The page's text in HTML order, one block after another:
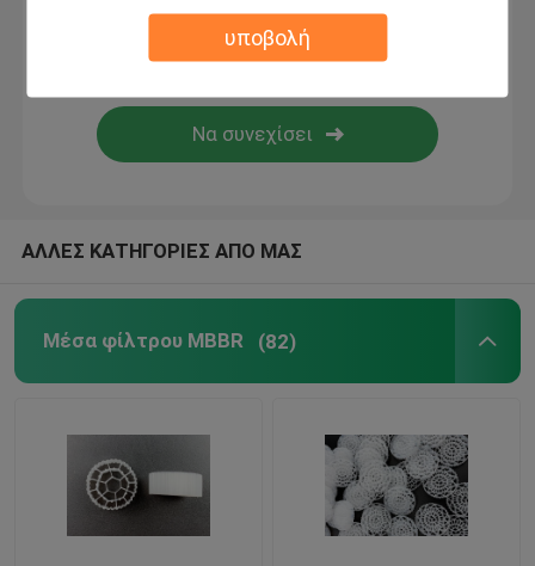
υποβολή
βιο μέσα φίλτρων
Μεταφορέας MBBR
Μέσα φίλτρου βιο-μπλοκ
Σωρός φύλλων PVC
ΑΛΛΕΣ ΚΑΤΗΓΟΡΙΕΣ ΑΠΟ ΜΑΣ
Μέσα φίλτρου MBBR (82)